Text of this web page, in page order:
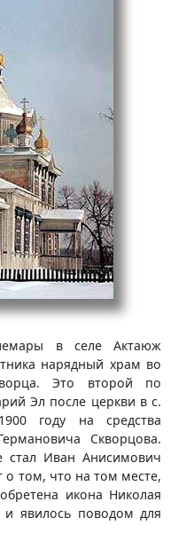
в селе Актаюж
нарядный храм во
Это второй по
Эл после церкви в с.
году на средства
Скворцова.
Иван Анисимович
о том, что на том месте,
икона Николая
и явилось поводом для